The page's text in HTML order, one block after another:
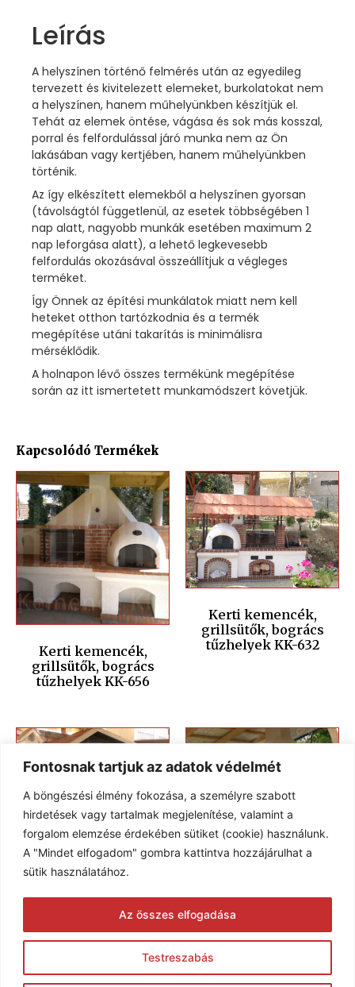
Fontosnak tartjuk az adatok védelmét
A böngészési élmény fokozása, a személyre szabott
hirdetések vagy tartalmak megjelenítése, valamint a
forgalom elemzése érdekében sütiket (cookie) használunk.
A "Mindet elfogadom" gombra kattintva hozzájárulhat a
sütik használatához.
Testreszabás
Az összes elfogadása
Leírás
A helyszínen történő felmérés után az egyedileg
tervezett és kivitelezett elemeket, burkolatokat nem
a helyszínen, hanem műhelyünkben készítjük el.
Tehát az elemek öntése, vágása és sok más kosszal,
porral és felfordulással járó munka nem az Ön
lakásában vagy kertjében, hanem műhelyünkben
történik.
Az így elkészített elemekből a helyszínen gyorsan
(távolságtól függetlenül, az esetek többségében 1
nap alatt, nagyobb munkák esetében maximum 2
nap leforgása alatt), a lehető legkevesebb
felfordulás okozásával összeállítjuk a végleges
terméket.
Így Önnek az építési munkálatok miatt nem kell
heteket otthon tartózkodnia és a termék
megépítése utáni takarítás is minimálisra
mérséklődik.
A holnapon lévő összes termékünk megépítése
során az itt ismertetett munkamódszert követjük.
Kapcsolódó Termékek
Kerti kemencék,
grillsütők, bogrács
tűzhelyek KK-656
Kerti kemencék,
grillsütők, bogrács
tűzhelyek KK-632
Kerti kemencék,
grillsütők, bogrács
tűzhelyek KK-622
Kerti kemencék,
grillsütők, bogrács
tűzhelyek KK-535
© 2005-2026 Karim Kft. Minden jog fenntartva.